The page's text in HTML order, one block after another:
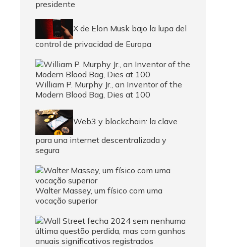
presidente
X de Elon Musk bajo la lupa del
control de privacidad de Europa
William P. Murphy Jr., an Inventor of the
Modern Blood Bag, Dies at 100
Web3 y blockchain: la clave
para una internet descentralizada y
segura
Walter Massey, um físico com uma
vocação superior